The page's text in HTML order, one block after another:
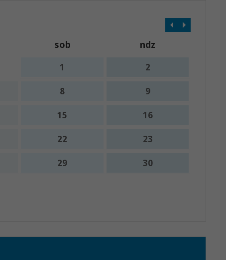
sob ndz
1 2
8 9
15 16
22 23
29 30